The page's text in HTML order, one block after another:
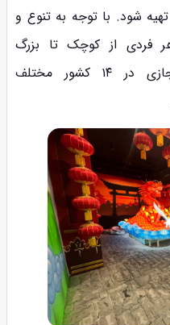
شود. با توجه به تنوع و
فردی از کوچک تا بزرگ
می‌تواند از ماجراجویی‌های مجازی در ۱۴ کشور مختلف